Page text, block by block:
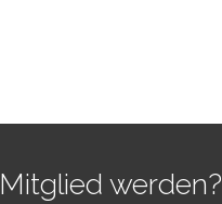
Mitglied werden?